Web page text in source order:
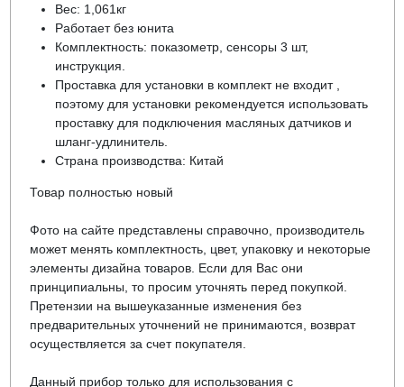
Вес: 1,061кг
Работает без юнита
Комплектность: показометр, сенсоры 3 шт,
инструкция.
Проставка для установки в комплект не входит ,
поэтому для установки рекомендуется использовать
проставку для подключения масляных датчиков и
шланг-удлинитель.
Страна производства: Китай
Товар полностью новый
Фото на сайте представлены справочно, производитель
может менять комплектность, цвет, упаковку и некоторые
элементы дизайна товаров. Если для Вас они
принципиальны, то просим уточнять перед покупкой.
Претензии на вышеуказанные изменения без
предварительных уточнений не принимаются, возврат
осуществляется за счет покупателя.
Данный прибор только для использования с